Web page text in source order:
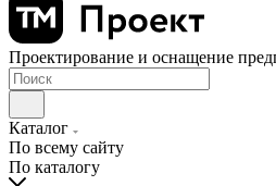
Проектирование и оснащение
Каталог
По всему сайту
По каталогу